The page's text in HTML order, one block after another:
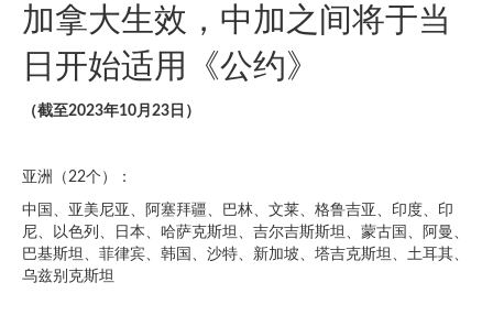
加拿大生效，中加之间将于当
日开始适用《公约》
（截至2023年10月 23 日）
亚洲（22个）：
中国、亚美尼亚、阿塞拜疆、巴林、文莱、格鲁吉亚、印度、印
尼、以色列、日本、哈萨克斯坦、吉尔吉斯斯坦、蒙古国、阿曼、
巴基斯坦、菲律宾、韩国、沙特、新加坡、塔吉克斯坦、土耳其、
乌兹别克斯坦